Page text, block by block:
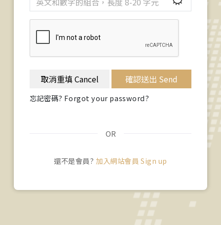
取消重填 Cancel 確認送出 Send
忘記密碼? Forgot your password?
OR
還不是會員? 加入網站會員 Sign up